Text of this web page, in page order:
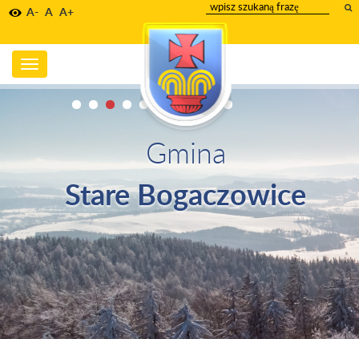
A- A A+
wpisz
szukany
tekst
Toggle
navigation
Gmina
Stare Bogaczowice